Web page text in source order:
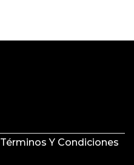
Términos Y Condiciones